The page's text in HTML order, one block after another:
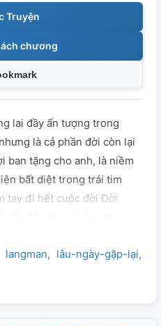
Truyện
chương
lai đầy ấn tượng trong
là cả phần đời còn lại
ban tặng cho anh, là niềm
bất diệt trong trái tim
tay đi hết cuộc đời Đời
phút nào để được bên
hai người hàng xóm
langman lâu-ngày-gặp-lại